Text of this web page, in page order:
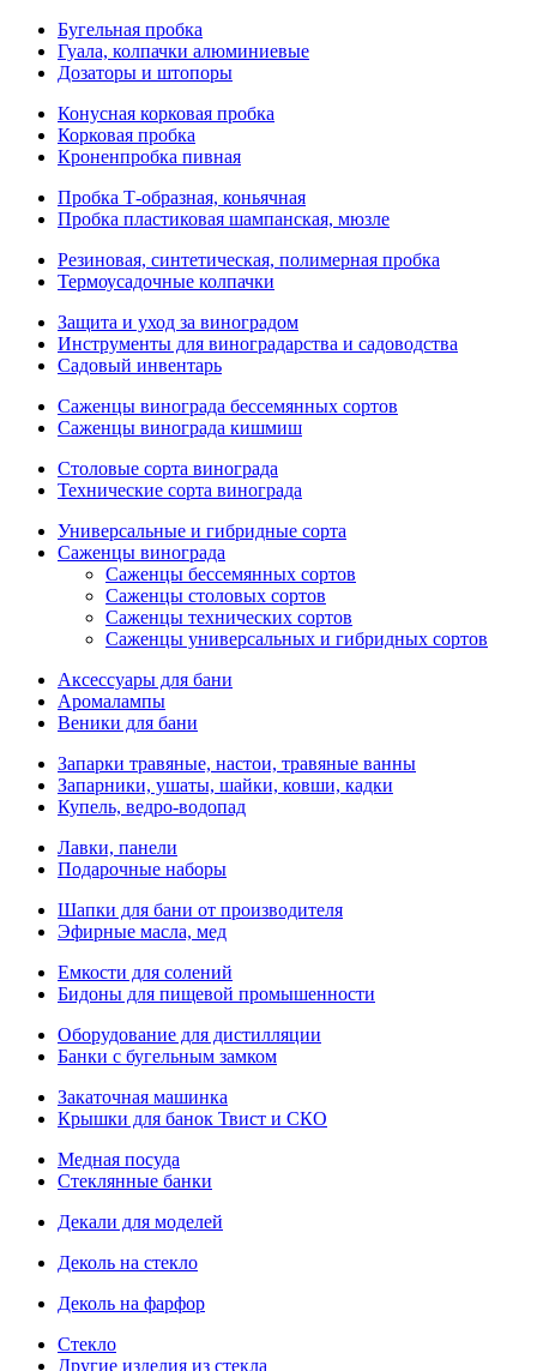
Бугельная пробка
Гуала, колпачки алюминиевые
Дозаторы и штопоры
Конусная корковая пробка
Корковая пробка
Кроненпробка пивная
Пробка Т-образная, коньячная
Пробка пластиковая шампанская, мюзле
Резиновая, синтетическая, полимерная пробка
Термоусадочные колпачки
Защита и уход за виноградом
Инструменты для виноградарства и садоводства
Садовый инвентарь
Саженцы винограда бессемянных сортов
Саженцы винограда кишмиш
Столовые сорта винограда
Технические сорта винограда
Универсальные и гибридные сорта
Саженцы винограда
Саженцы бессемянных сортов
Саженцы столовых сортов
Саженцы технических сортов
Саженцы универсальных и гибридных сортов
Аксессуары для бани
Аромалампы
Веники для бани
Запарки травяные, настои, травяные ванны
Запарники, ушаты, шайки, ковши, кадки
Купель, ведро-водопад
Лавки, панели
Подарочные наборы
Шапки для бани от производителя
Эфирные масла, мед
Емкости для солений
Бидоны для пищевой промышенности
Оборудование для дистилляции
Банки с бугельным замком
Закаточная машинка
Крышки для банок Твист и СКО
Медная посуда
Стеклянные банки
Декали для моделей
Деколь на стекло
Деколь на фарфор
Стекло
Другие изделия из стекла